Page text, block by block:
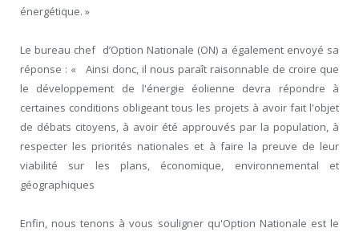
énergétique. »
Le bureau chef d’Option Nationale (ON) a également envoyé sa
réponse : « Ainsi donc, il nous paraît raisonnable de croire que
le développement de l'énergie éolienne devra répondre à
certaines conditions obligeant tous les projets à avoir fait l'objet
de débats citoyens, à avoir été approuvés par la population, à
respecter les priorités nationales et à faire la preuve de leur
viabilité sur les plans, économique, environnemental et
géographiques
Enfin, nous tenons à vous souligner qu'Option Nationale est le